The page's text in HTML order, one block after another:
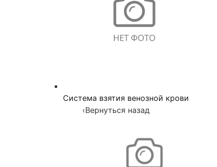
Система взятия венозной крови
‹Вернуться назад